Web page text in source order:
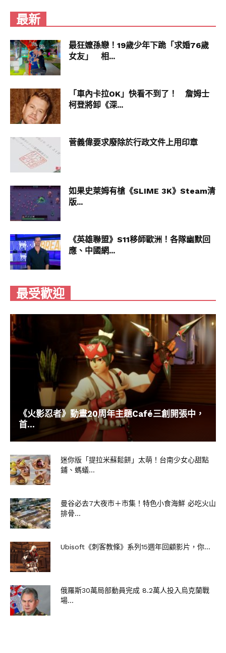
最新
最狂嬤孫戀！19歲少年下跪「求婚76歲
女友」 相...
「車內卡拉OK」快看不到了！ 詹姆士
柯登將卸《深...
菅義偉要求廢除於行政文件上用印章
如果史萊姆有槍《SLIME 3K》Steam清
版...
《英雄聯盟》S11移師歐洲！各隊幽默回
應、中國網...
最受歡迎
《火影忍者》動畫20周年主題Café三創開張中，
首...
迷你版「提拉米蘇鬆餅」太萌！台南少女心甜點
鋪、螞蟻...
曼谷必去7大夜市＋市集！特色小食海鮮 必吃火山
排骨...
Ubisoft《刺客教條》系列15週年回顧影片，你...
俄羅斯30萬局部動員完成 8.2萬人投入烏克蘭戰
場...